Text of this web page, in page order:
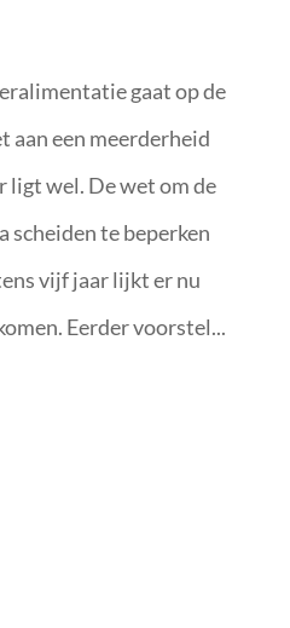
gaat op de
aan een meerderheid
ligt wel. De wet om de
te beperken
vijf jaar lijkt er nu
Eerder voorstel...